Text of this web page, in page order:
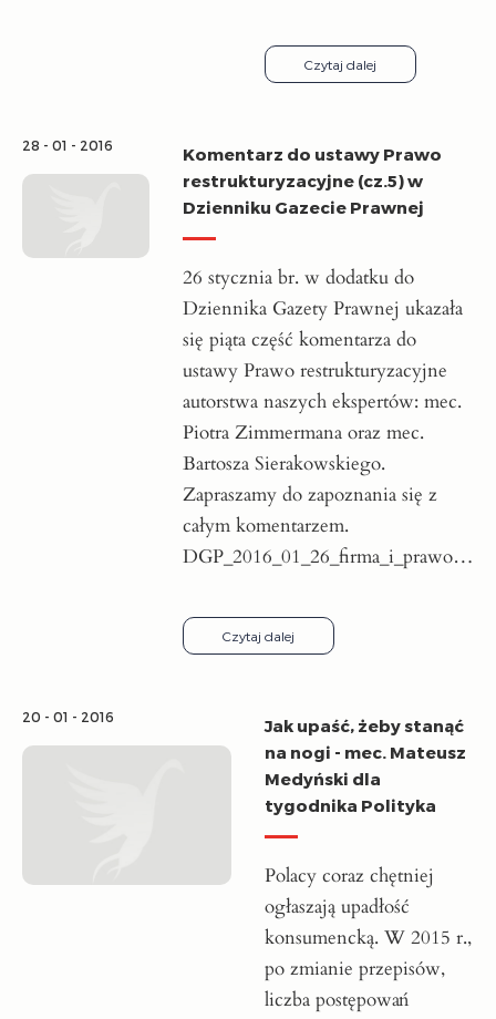
Czytaj dalej
28 - 01 - 2016
Komentarz do ustawy Prawo
restrukturyzacyjne (cz.5) w
Dzienniku Gazecie Prawnej
26 stycznia br. w dodatku do
Dziennika Gazety Prawnej ukazała
się piąta część komentarza do
ustawy Prawo restrukturyzacyjne
autorstwa naszych ekspertów: mec.
Piotra Zimmermana oraz mec.
Bartosza Sierakowskiego.
Zapraszamy do zapoznania się z
całym komentarzem.
DGP_2016_01_26_firma_i_prawo…
Czytaj dalej
20 - 01 - 2016
Jak upaść, żeby stanąć
na nogi - mec. Mateusz
Medyński dla
tygodnika Polityka
Polacy coraz chętniej
ogłaszają upadłość
konsumencką. W 2015 r.,
po zmianie przepisów,
liczba postępowań